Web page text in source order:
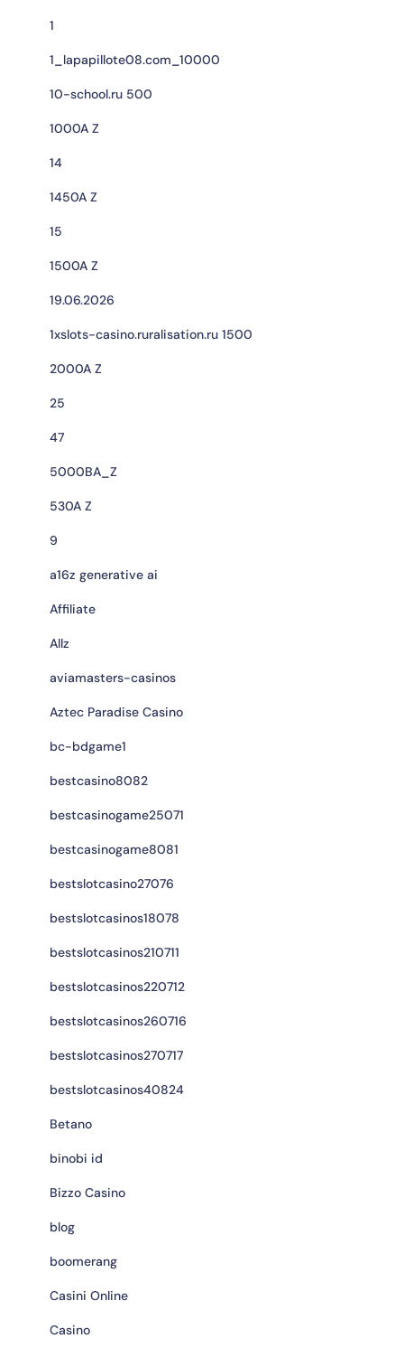
1
1_lapapillote08.com_10000
10-school.ru 500
1000A Z
14
1450A Z
15
1500A Z
19.06.2026
1xslots-casino.ruralisation.ru 1500
2000A Z
25
47
5000BA_Z
530A Z
9
a16z generative ai
Affiliate
Allz
aviamasters-casinos
Aztec Paradise Casino
bc-bdgame1
bestcasino8082
bestcasinogame25071
bestcasinogame8081
bestslotcasino27076
bestslotcasinos18078
bestslotcasinos210711
bestslotcasinos220712
bestslotcasinos260716
bestslotcasinos270717
bestslotcasinos40824
Betano
binobi id
Bizzo Casino
blog
boomerang
Casini Online
Casino